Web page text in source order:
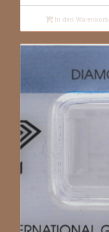
In den Warenkorb